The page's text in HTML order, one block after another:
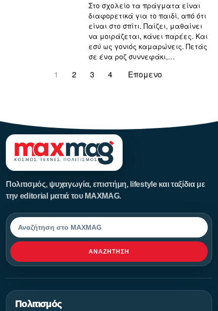
Στο σχολείο τα πράγματα είναι
διαφορετικά για το παιδί, από ότι
είναι στο σπίτι. Παίζει, μαθαίνει
να μοιράζεται, κάνει παρέες. Και
εσύ ως γονιός καμαρώνεις. Πετάς
σε ένα ροζ συννεφάκι,…
1 2 3 4 Επομενο
Πολιτισμός, ψυχαγωγία, επιστήμη, lifestyle και ταξίδια με
την editorial ματιά του MAXMAG.
Αναζήτηση
ΑΝΑΖΉΤΗΣΗ
Πολιτισμός